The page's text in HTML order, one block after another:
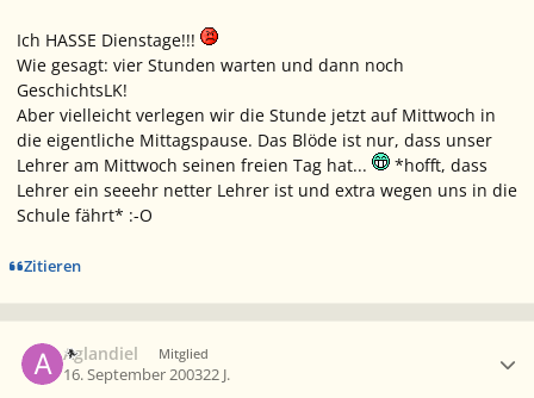
Ich HASSE Dienstage!!!
Wie gesagt: vier Stunden warten und dann noch
GeschichtsLK!
Aber vielleicht verlegen wir die Stunde jetzt auf Mittwoch in
die eigentliche Mittagspause. Das Blöde ist nur, dass unser
Lehrer am Mittwoch seinen freien Tag hat...
*hofft, dass
Lehrer ein seeehr netter Lehrer ist und extra wegen uns in die
Schule fährt* :-O
Zitieren
Aglandiel Mitglied
16. September 200322 J.